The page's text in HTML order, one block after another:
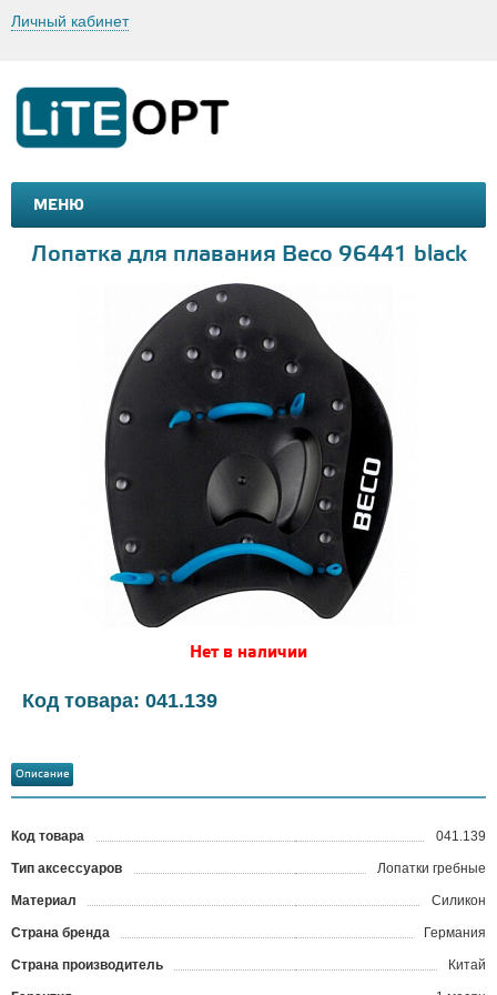
Личный кабинет
МЕНЮ
МАШИНКИ И МОТОЦИКЛЫ
Лопатка для плавания Beco 96441 black
Нет в наличии
Код товара: 041.139
Описание
Код товара 041.139
Тип аксессуаров Лопатки гребные
Материал Силикон
Страна бренда Германия
Страна производитель Китай